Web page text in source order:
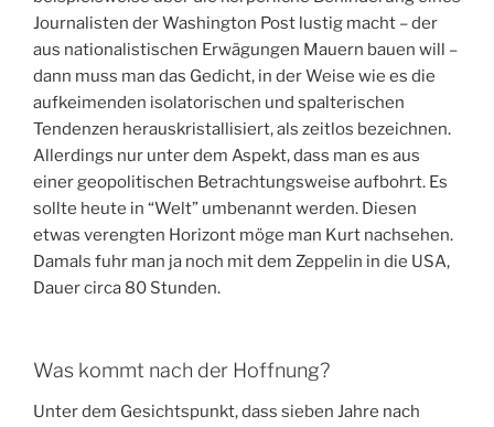
Journalisten der Washington Post lustig macht – der
aus nationalistischen Erwägungen Mauern bauen will –
dann muss man das Gedicht, in der Weise wie es die
aufkeimenden isolatorischen und spalterischen
Tendenzen herauskristallisiert, als zeitlos bezeichnen.
Allerdings nur unter dem Aspekt, dass man es aus
einer geopolitischen Betrachtungsweise aufbohrt. Es
sollte heute in “Welt” umbenannt werden. Diesen
etwas verengten Horizont möge man Kurt nachsehen.
Damals fuhr man ja noch mit dem Zeppelin in die USA,
Dauer circa 80 Stunden.
Was kommt nach der Hoffnung?
Unter dem Gesichtspunkt, dass sieben Jahre nach